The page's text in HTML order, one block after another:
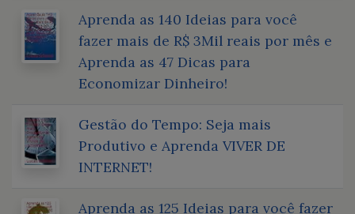
Aprenda as 140 Ideias para você
fazer mais de R$ 3Mil reais por mês e
Aprenda as 47 Dicas para
Economizar Dinheiro!
Gestão do Tempo: Seja mais
Produtivo e Aprenda VIVER DE
INTERNET!
Aprenda as 125 Ideias para você fazer